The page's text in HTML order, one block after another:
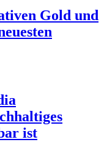
Gold und
ist